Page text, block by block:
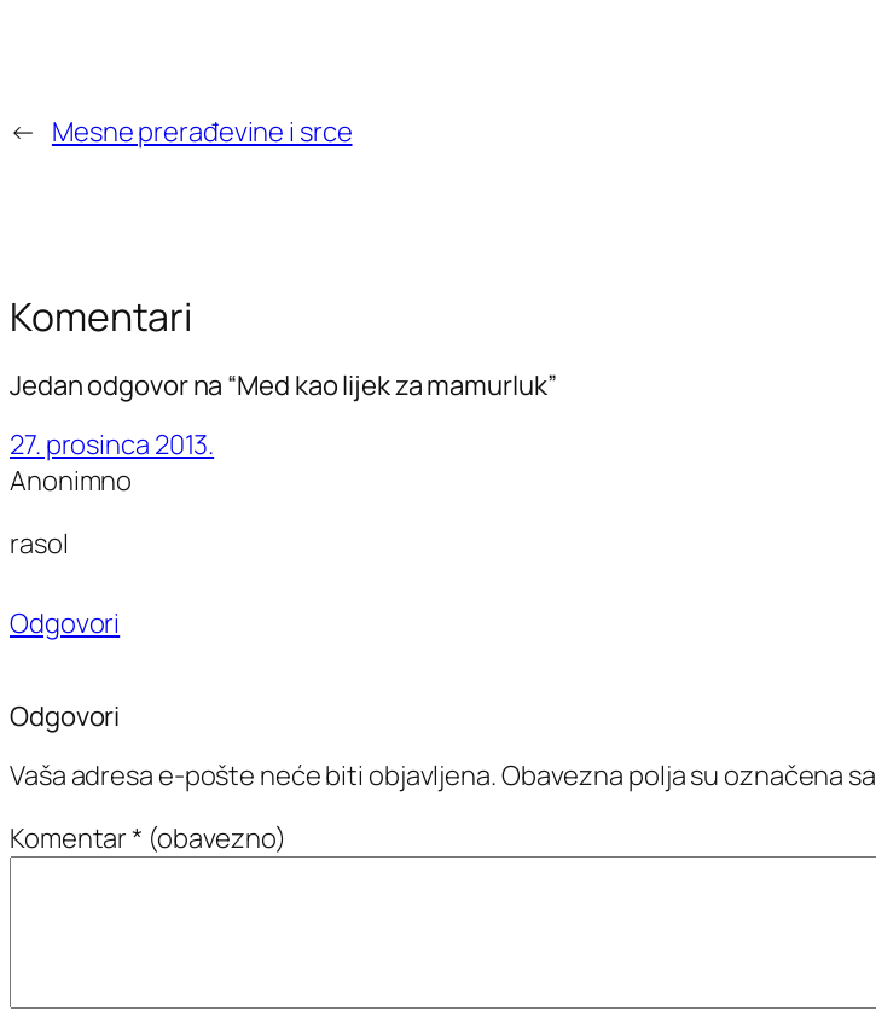
← Mesne prerađevine i srce
Komentari
Jedan odgovor na “Med kao lijek za mamurluk”
27. prosinca 2013.
Anonimno
rasol
Odgovori
Odgovori
Vaša adresa e-pošte neće biti objavljena.Obavezna polja su označena sa
Komentar* (obavezno)